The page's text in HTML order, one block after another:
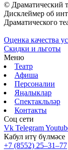
© Драматический
Дисклеймер об
Драматического
Оценка качества
Скидки и льготы
Меню
Театр
Афиша
Персоналии
Яңалыклар
Спектакльләр
Контакты
Соц cети
Vk Telegram
Кабул итү бүлмәсе
+7 (8552) 25‒31‒77